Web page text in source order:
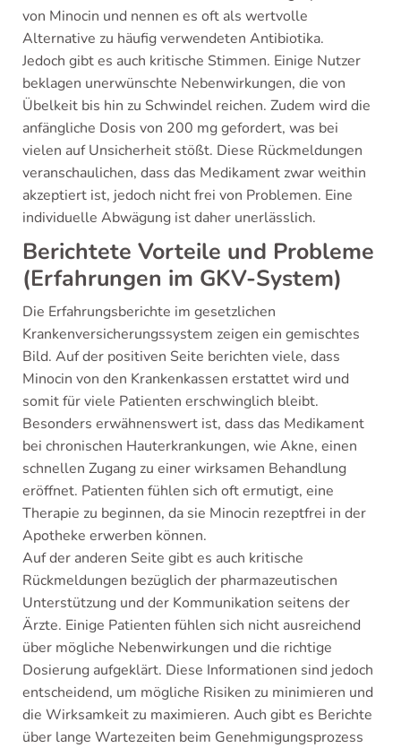
von Minocin und nennen es oft als wertvolle
Alternative zu häufig verwendeten Antibiotika.
Jedoch gibt es auch kritische Stimmen. Einige Nutzer
beklagen unerwünschte Nebenwirkungen, die von
Übelkeit bis hin zu Schwindel reichen. Zudem wird die
anfängliche Dosis von 200 mg gefordert, was bei
vielen auf Unsicherheit stößt. Diese Rückmeldungen
veranschaulichen, dass das Medikament zwar weithin
akzeptiert ist, jedoch nicht frei von Problemen. Eine
individuelle Abwägung ist daher unerlässlich.
Berichtete Vorteile und Probleme
(Erfahrungen im GKV-System)
Die Erfahrungsberichte im gesetzlichen
Krankenversicherungssystem zeigen ein gemischtes
Bild. Auf der positiven Seite berichten viele, dass
Minocin von den Krankenkassen erstattet wird und
somit für viele Patienten erschwinglich bleibt.
Besonders erwähnenswert ist, dass das Medikament
bei chronischen Hauterkrankungen, wie Akne, einen
schnellen Zugang zu einer wirksamen Behandlung
eröffnet. Patienten fühlen sich oft ermutigt, eine
Therapie zu beginnen, da sie Minocin rezeptfrei in der
Apotheke erwerben können.
Auf der anderen Seite gibt es auch kritische
Rückmeldungen bezüglich der pharmazeutischen
Unterstützung und der Kommunikation seitens der
Ärzte. Einige Patienten fühlen sich nicht ausreichend
über mögliche Nebenwirkungen und die richtige
Dosierung aufgeklärt. Diese Informationen sind jedoch
entscheidend, um mögliche Risiken zu minimieren und
die Wirksamkeit zu maximieren. Auch gibt es Berichte
über lange Wartezeiten beim Genehmigungsprozess